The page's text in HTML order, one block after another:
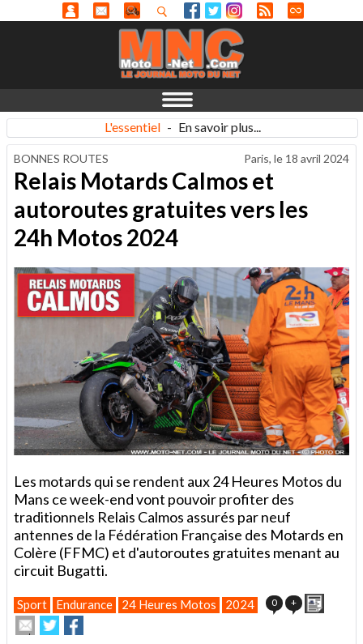
L'essentiel - En savoir plus...
BONNES ROUTES Paris, le 18 avril 2024
Relais Motards Calmos et
autoroutes gratuites vers les
24h Motos 2024
Les motards qui se rendent aux 24 Heures Motos du
Mans ce week-end vont pouvoir profiter des
traditionnels Relais Calmos assurés par neuf
antennes de la Fédération Française des Motards en
Colère (FFMC) et d'autoroutes gratuites menant au
circuit Bugatti.
Sport Endurance 24 Heures Motos 2024 0 +
Envoyer
cet
Partager
sur
sur